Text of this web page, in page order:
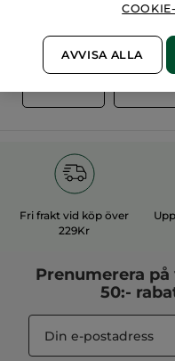
Övriga
Fri frakt vid köp över
229Kr
Prenumerera
50:-
AVVISA ALLA